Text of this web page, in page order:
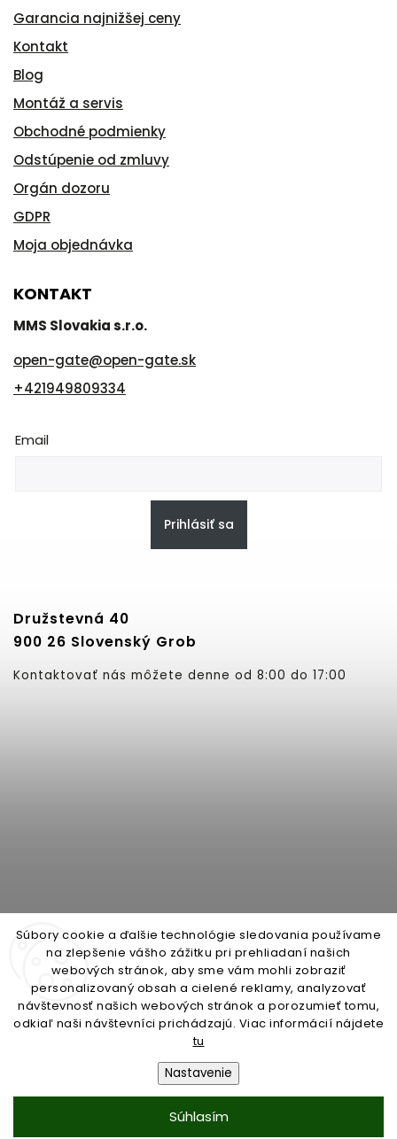
Súbory cookie a ďalšie technológie sledovania používame
na zlepšenie vášho zážitku pri prehliadaní našich
webových stránok, aby sme vám mohli zobraziť
personalizovaný obsah a cielené reklamy, analyzovať
návštevnosť našich webových stránok a porozumieť tomu,
odkiaľ naši návštevníci prichádzajú. Viac informácií nájdete
tu
Nastavenie
Súhlasím
Garancia najnižšej ceny
Kontakt
Blog
Montáž a servis
Obchodné podmienky
Odstúpenie od zmluvy
Orgán dozoru
GDPR
Moja objednávka
KONTAKT
MMS Slovakia s.r.o.
open-gate@open-gate.sk
+421949809334
Email
Prihlásiť sa
Družstevná 40
900 26 Slovenský Grob
Kontaktovať nás môžete denne od 8:00 do 17:00
open-gate.cz montazpohonu.sk
open-gate.sk. Všetky práva vyhradené.